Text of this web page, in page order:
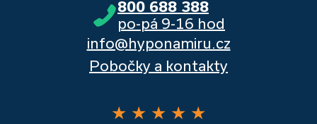
800 688 388
po-pá 9-16 hod
info@hyponamiru.cz
Pobočky a kontakty
★ ★ ★ ★ ★